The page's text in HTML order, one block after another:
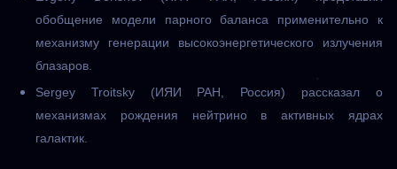
обобщение модели парного баланса применительно к
механизму генерации высокоэнергетического излучения
блазаров.
Sergey Troitsky (ИЯИ РАН, Россия) рассказал о
механизмах рождения нейтрино в активных ядрах
галактик.